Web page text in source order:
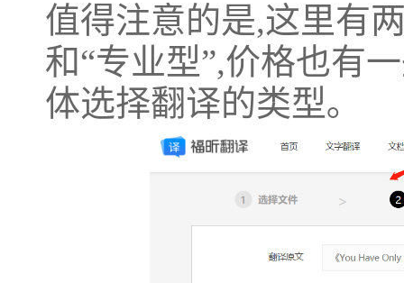
值得注意的是,这里有
和“专业型”,价格也有
体选择翻译的类型｡